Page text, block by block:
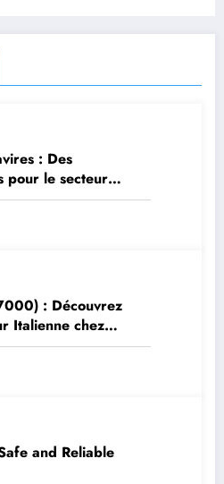
: Des
pour le secteur
: Découvrez
Italienne chez
Brax
and Reliable